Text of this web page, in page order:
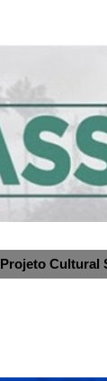
Projeto Cultural